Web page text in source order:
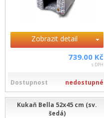
Zobrazit detail
739.00 Kč
s DPH
Dostupnost nedostupné
Kukaň Bella 52x45 cm (sv.
šedá)